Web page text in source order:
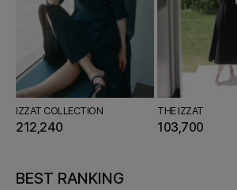
IZZAT COLLECTION
212,240
THE IZZAT
103,700
BEST RANKING